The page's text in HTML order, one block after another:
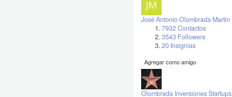
José Antonio Olombrada Martin
7932 Contactos
3543 Followers
20 Insignias
Agregar como amigo
Olombrada Inversiones Startups